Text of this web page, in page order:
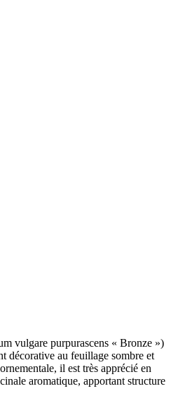
vulgare purpurascens « Bronze »)
décorative au feuillage sombre et
il est très apprécié en
aromatique, apportant structure